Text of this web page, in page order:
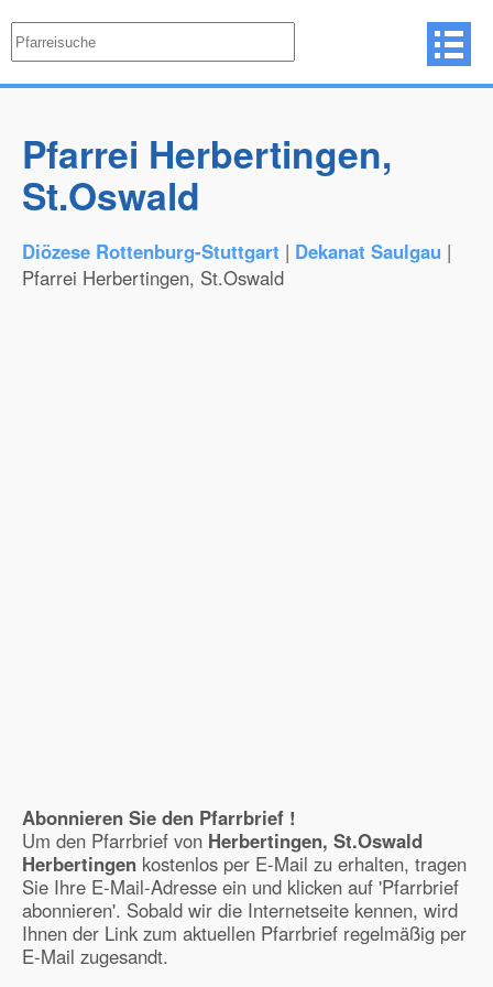
Pfarrei Herbertingen,
St.Oswald
Diözese Rottenburg-Stuttgart | Dekanat Saulgau |
Pfarrei Herbertingen, St.Oswald
Abonnieren Sie den Pfarrbrief !
Um den Pfarrbrief von Herbertingen, St.Oswald
Herbertingen kostenlos per E-Mail zu erhalten, tragen
Sie Ihre E-Mail-Adresse ein und klicken auf 'Pfarrbrief
abonnieren'. Sobald wir die Internetseite kennen, wird
Ihnen der Link zum aktuellen Pfarrbrief regelmäßig per
E-Mail zugesandt.